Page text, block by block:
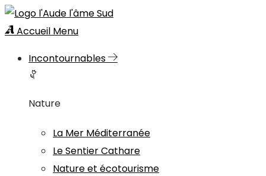
Accueil Menu
Incontournables
Nature
La Mer Méditerranée
Le Sentier Cathare
Nature et écotourisme